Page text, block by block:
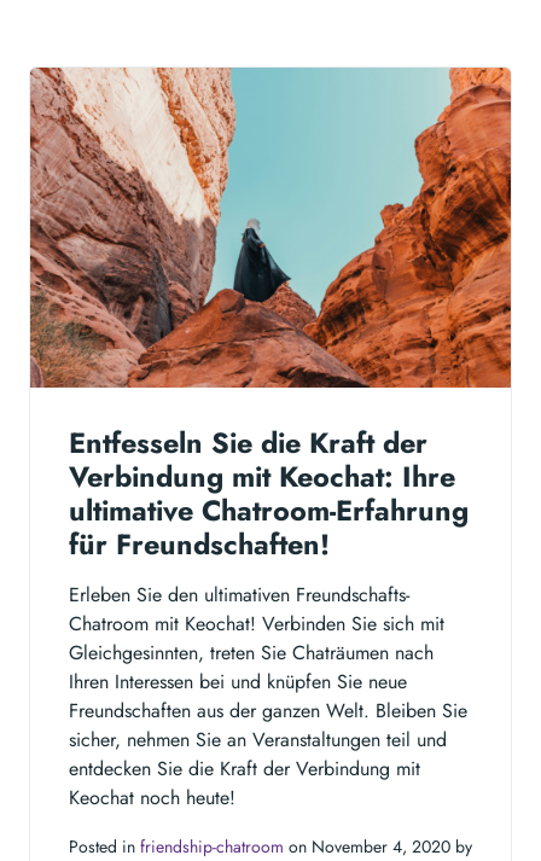
Entfesseln Sie die Kraft der
Verbindung mit Keochat: Ihre
ultimative Chatroom-Erfahrung
für Freundschaften!
Erleben Sie den ultimativen Freundschafts-
Chatroom mit Keochat! Verbinden Sie sich mit
Gleichgesinnten, treten Sie Chaträumen nach
Ihren Interessen bei und knüpfen Sie neue
Freundschaften aus der ganzen Welt. Bleiben Sie
sicher, nehmen Sie an Veranstaltungen teil und
entdecken Sie die Kraft der Verbindung mit
Keochat noch heute!
Posted in friendship-chatroom on November 4, 2020 by